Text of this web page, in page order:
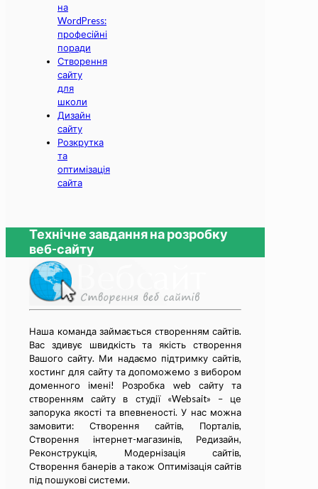
на
WordPress:
професійні
поради
Створення
сайту
для
школи
Дизайн
сайту
Розкрутка
та
оптимізація
сайта
Технічне завдання на розробку
веб-сайту
Наша команда займається cтворенням сайтів.
Вас здивує швидкість та якість створення
Вашого сайту. Ми надаємо підтримку сайтів,
хостинг для сайту та допоможемо з вибором
доменного імені! Розробка web сайту та
cтворенням сайту в студії «Websait» – це
запорука якості та впевненості. У нас можна
замовити: Створення сайтів, Порталів,
Створення інтернет-магазинів, Редизайн,
Реконструкція, Модернізація сайтів,
Створення банерів а також Оптимізація сайтів
під пошукові системи.